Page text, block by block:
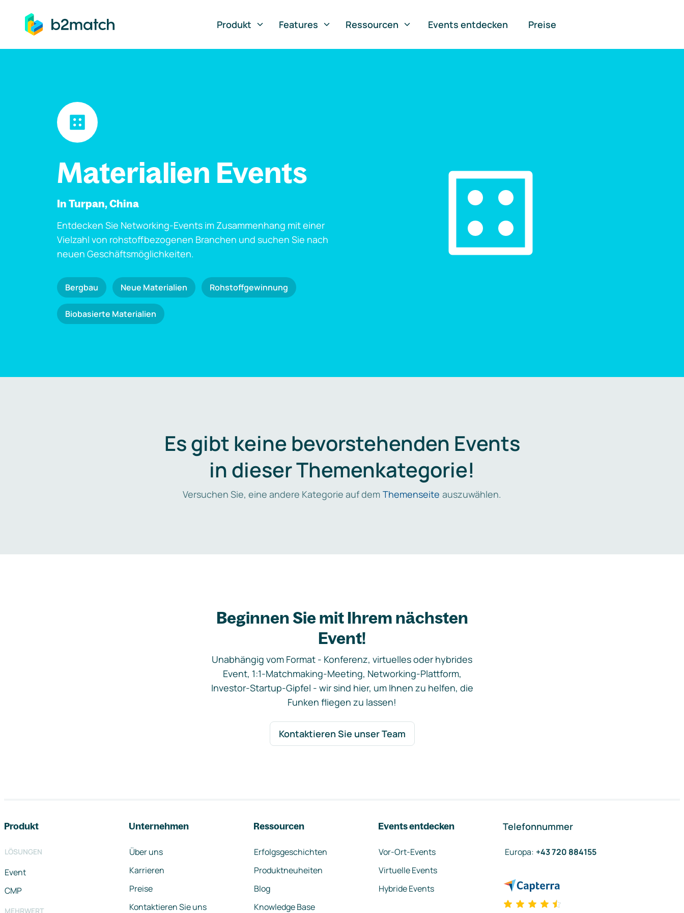
springen
Produkt
Features Ressourcen Events entdecken Preise
Materialien Events
In Turpan, China
Entdecken Sie Networking-Events im Zusammenhang mit einer
Vielzahl von rohstoffbezogenen Branchen und suchen Sie nach
neuen Geschäftsmöglichkeiten.
Bergbau Neue Materialien Rohstoffgewinnung
Biobasierte Materialien
Es gibt keine bevorstehenden Events
in dieser Themenkategorie!
Versuchen Sie, eine andere Kategorie auf dem Themenseite auszuwählen.
Beginnen Sie mit Ihrem nächsten
Event!
Unabhängig vom Format - Konferenz, virtuelles oder hybrides
Event, 1:1-Matchmaking-Meeting, Networking-Plattform,
Investor-Startup-Gipfel - wir sind hier, um Ihnen zu helfen, die
Funken fliegen zu lassen!
Kontaktieren Sie unser Team
Produkt
LÖSUNGEN
Event
CMP
MEHRWERT
Unternehmen
Über uns
Karrieren
Preise
Kontaktieren Sie uns
Ressourcen
Erfolgsgeschichten
Produktneuheiten
Blog
Knowledge Base
Events entdecken
Vor-Ort-Events
Virtuelle Events
Hybride Events
Telefonnummer
Europa: +43 720 884155